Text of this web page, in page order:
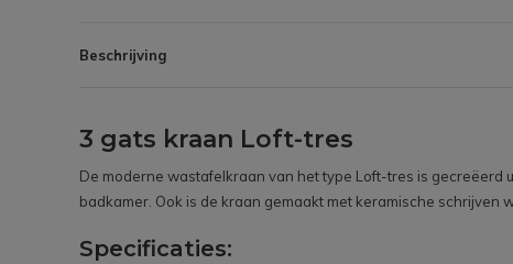
Beschrijving
3 gats kraan Loft-tres
De moderne wastafelkraan van het type Loft-tres is gecreëerd
badkamer. Ook is de kraan gemaakt met keramische
Specificaties: